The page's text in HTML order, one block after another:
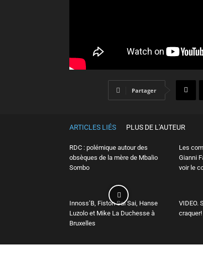
Partager
ARTICLES LIÉS PLUS DE L'AUTEUR
RDC : polémique autour des
obsèques de la mère de Mbalio
Sombo
Les
Gianni
voir le
Innoss’B, Fiston Sai Sai, Hanse
Luzolo et Mike La Duchesse à
Bruxelles
VIDEO.
craquer!